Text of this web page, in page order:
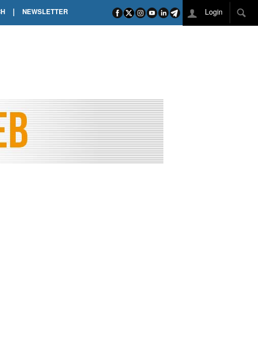
MERLETTE INCORONA CARAPAZ
TRIONFO DI PHILIPSEN SU SCHMID E KOOIJ
| NEWSLETTER Login